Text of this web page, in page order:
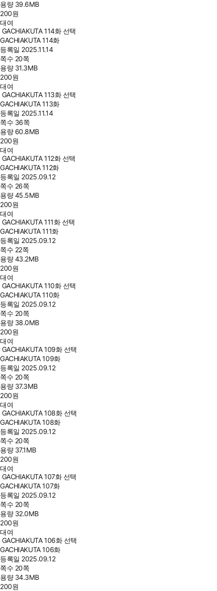
용량 39.6MB
200원
대여
GACHIAKUTA 114화 선택
GACHIAKUTA 114화
등록일 2025.11.14
쪽수 20쪽
용량 31.3MB
200원
대여
GACHIAKUTA 113화 선택
GACHIAKUTA 113화
등록일 2025.11.14
쪽수 36쪽
용량 60.8MB
200원
대여
GACHIAKUTA 112화 선택
GACHIAKUTA 112화
등록일 2025.09.12
쪽수 26쪽
용량45.5MB
200원
대여
GACHIAKUTA 111화 선택
GACHIAKUTA 111화
등록일 2025.09.12
쪽수 22쪽
용량43.2MB
200원
대여
GACHIAKUTA 110화 선택
GACHIAKUTA 110화
등록일 2025.09.12
쪽수 20쪽
용량 38.0MB
200원
대여
GACHIAKUTA 109화 선택
GACHIAKUTA 109화
등록일 2025.09.12
쪽수 20쪽
용량 37.3MB
200원
대여
GACHIAKUTA 108화 선택
GACHIAKUTA 108화
등록일 2025.09.12
쪽수 20쪽
용량 37.1MB
200원
대여
GACHIAKUTA 107화 선택
GACHIAKUTA 107화
등록일 2025.09.12
쪽수 20쪽
용량 32.0MB
200원
대여
GACHIAKUTA 106화 선택
GACHIAKUTA 106화
등록일 2025.09.12
쪽수 20쪽
용량 34.3MB
200원